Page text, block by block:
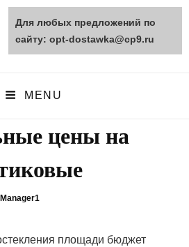
MENU
цены на
Manager1
площади бюджет
Для любых предложений по
сайту: opt-dostawka@cp9.ru